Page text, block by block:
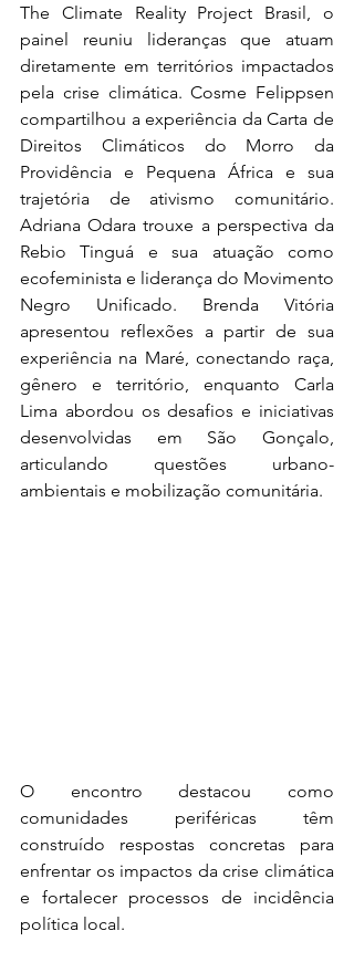
The Climate Reality Project Brasil, o
painel reuniu lideranças que atuam
diretamente em territórios impactados
pela crise climática. Cosme Felippsen
compartilhou a experiência da Carta de
Direitos Climáticos do Morro da
Providência e Pequena África e sua
trajetória de ativismo comunitário.
Adriana Odara trouxe a perspectiva da
Rebio Tinguá e sua atuação como
ecofeminista e liderança do Movimento
Negro Unificado. Brenda Vitória
apresentou reflexões a partir de sua
experiência na Maré, conectando raça,
gênero e território, enquanto Carla
Lima abordou os desafios e iniciativas
desenvolvidas em São Gonçalo,
articulando questões urbano-
ambientais e mobilização comunitária.
O encontro destacou como
comunidades periféricas têm
construído respostas concretas para
enfrentar os impactos da crise climática
e fortalecer processos de incidência
política local.